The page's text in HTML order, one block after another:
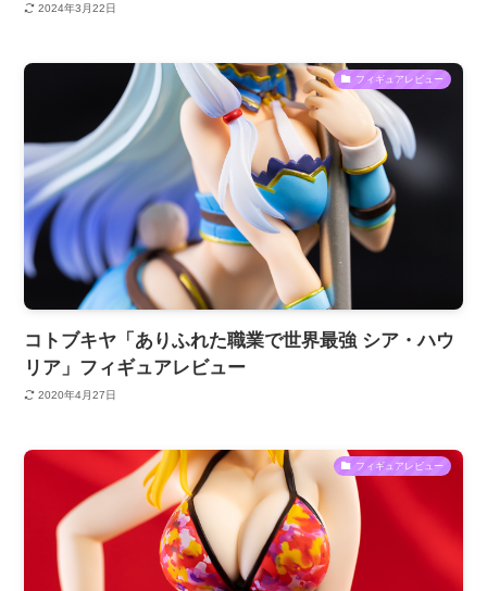
2024年3月22日
フィギュアレビュー
コトブキヤ「ありふれた職業で世界最強 シア・ハウ
リア」フィギュアレビュー
2020年4月27日
フィギュアレビュー